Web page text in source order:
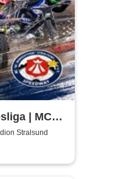
| MC
Stralsund